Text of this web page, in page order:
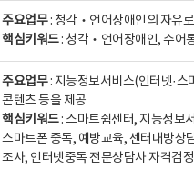
주요업무: 청각‧언어장애인의 자유
핵심키워드: 청각‧언어장애인, 수어
주요업무: 지능정보서비스(인터넷·스
콘텐츠 등을 제공
핵심키워드: 스마트쉼센터, 지능정보
스마트폰 중독, 예방교육, 센터내방상
조사, 인터넷중독 전문상담사 자격검